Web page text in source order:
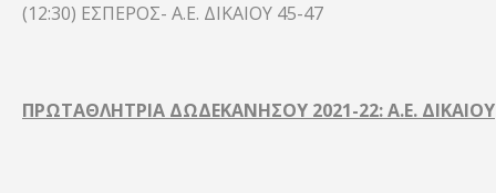
(12:30) ΕΣΠΕΡΟΣ- Α.Ε. ΔΙΚΑΙΟΥ 45-47
ΠΡΩΤΑΘΛΗΤΡΙΑ ΔΩΔΕΚΑΝΗΣΟΥ 2021-22: Α.Ε. ΔΙΚΑΙΟΥ